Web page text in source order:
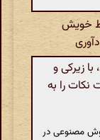
خویش
زیرکی و
را به
مصنوعی در